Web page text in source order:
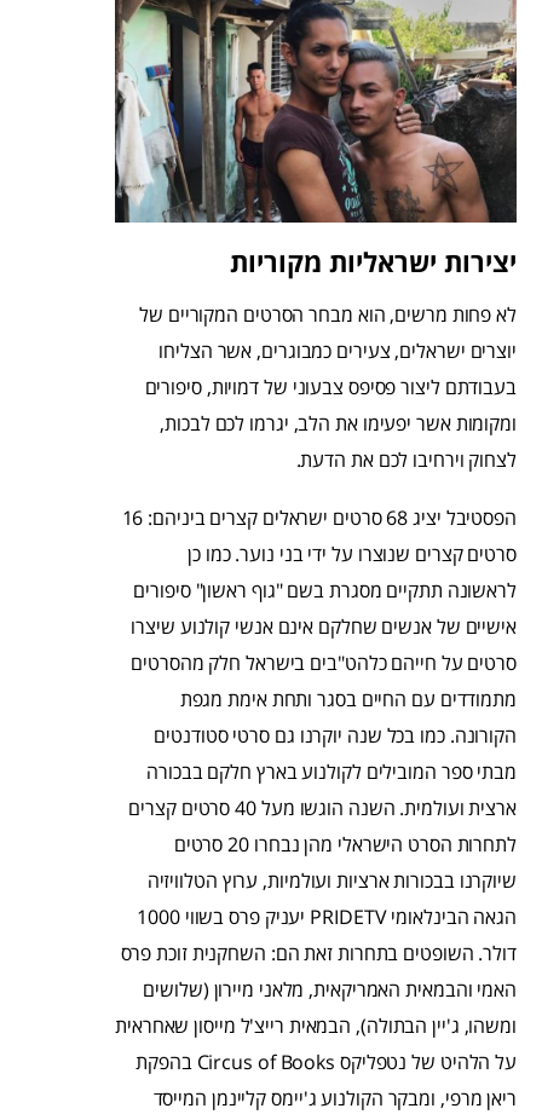
יצירות ישראליות מקוריות
לא פחות מרשים, הוא מבחר הסרטים המקוריים של
יוצרים ישראלים, צעירים כמבוגרים, אשר הצליחו
בעבודתם ליצור פסיפס צבעוני של דמויות, סיפורים
ומקומות אשר יפעימו את הלב, יגרמו לכם לבכות,
לצחוק וירחיבו לכם את הדעת.
הפסטיבל יציג 68 סרטים ישראלים קצרים ביניהם: 16
סרטים קצרים שנוצרו על ידי בני נוער. כמו כן
לראשונה תתקיים מסגרת בשם "גוף ראשון" סיפורים
אישיים של אנשים שחלקם אינם אנשי קולנוע שיצרו
סרטים על חייהם כלהט"בים בישראל חלק מהסרטים
מתמודדים עם החיים בסגר ותחת אימת מגפת
הקורונה. כמו בכל שנה יוקרנו גם סרטי סטודנטים
מבתי ספר המובילים לקולנוע בארץ חלקם בבכורה
ארצית ועולמית. השנה הוגשו מעל 40 סרטים קצרים
לתחרות הסרט הישראלי מהן נבחרו 20 סרטים
שיוקרנו בבכורות ארציות ועולמיות, ערוץ הטלוויזיה
הגאה הבינלאומי PRIDETV יעניק פרס בשווי 1000
דולר. השופטים בתחרות זאת הם: השחקנית זוכת פרס
האמי והבמאית האמריקאית, מלאני מיירון (שלושים
ומשהו, ג'יין הבתולה), הבמאית רייצ'ל מייסון שאחראית
על הלהיט של נטפליקס Circus of Books בהפקת
ריאן מרפי, ומבקר הקולנוע ג'יימס קליינמן המייסד